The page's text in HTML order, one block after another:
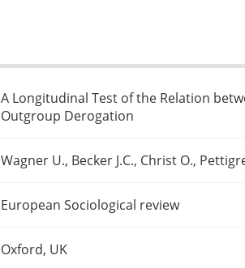
A Longitudinal Test of the Relation
Outgroup Derogation
Wagner U., Becker J.C., Christ O.,
European Sociological review
Oxford, UK